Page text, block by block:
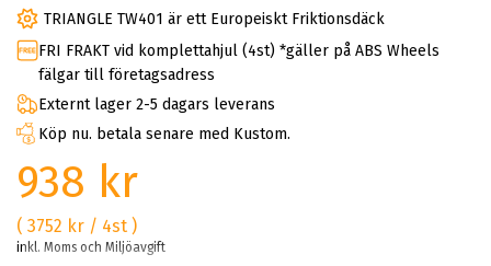
TRIANGLE TW401 är ett Europeiskt Friktionsdäck
FRI FRAKT vid komplettahjul (4st) *gäller på ABS Wheels
fälgar till företagsadress
Externt lager 2-5 dagars leverans
Köp nu. betala senare med Kustom.
938 kr
( 3752 kr / 4st )
inkl. Moms och Miljöavgift